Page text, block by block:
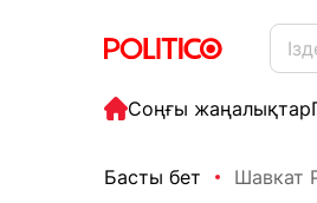
Соңғы жаңалықтар
Басты бет Шавкат